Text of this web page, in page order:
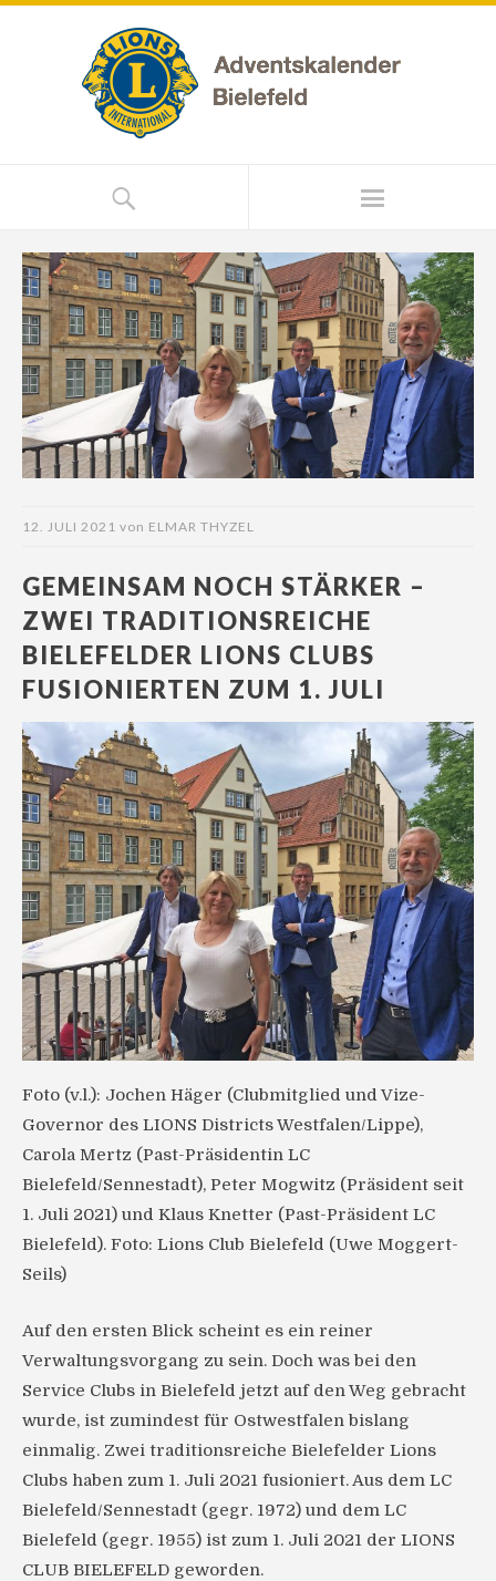
12. JULI 2021 von ELMAR THYZEL
GEMEINSAM NOCH STÄRKER –
ZWEI TRADITIONSREICHE
BIELEFELDER LIONS CLUBS
FUSIONIERTEN ZUM 1. JULI
Foto (v.l.): Jochen Häger (Clubmitglied und Vize-
Governor des LIONS Districts Westfalen/Lippe),
Carola Mertz (Past-Präsidentin LC
Bielefeld/Sennestadt), Peter Mogwitz (Präsident seit
1. Juli 2021) und Klaus Knetter (Past-Präsident LC
Bielefeld). Foto: Lions Club Bielefeld (Uwe Moggert-
Seils)
Auf den ersten Blick scheint es ein reiner
Verwaltungsvorgang zu sein. Doch was bei den
Service Clubs in Bielefeld jetzt auf den Weg gebracht
wurde, ist zumindest für Ostwestfalen bislang
einmalig. Zwei traditionsreiche Bielefelder Lions
Clubs haben zum 1. Juli 2021 fusioniert. Aus dem LC
Bielefeld/Sennestadt (gegr. 1972) und dem LC
Bielefeld (gegr. 1955) ist zum 1. Juli 2021 der LIONS
CLUB BIELEFELD geworden.